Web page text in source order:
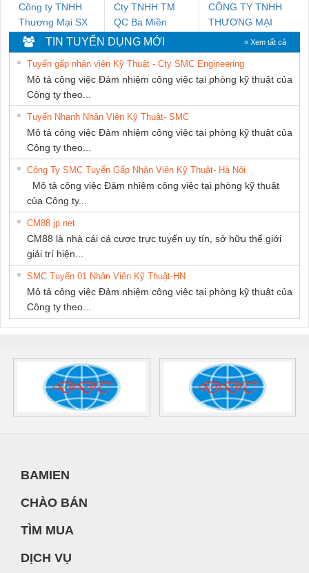
Công ty TNHH
Thương Mại SX
Ba Miền
Cty TNHH TM
QC Ba Miền
CÔNG TY TNHH
THƯƠNG MẠI
THIÊN ÂN VIỆT
NAM
TIN TUYỂN DỤNG MỚI » Xem tất cả
Tuyển gấp nhân viên Kỹ Thuật - Cty SMC Engineering
Mô tả công việc Đảm nhiệm công việc tại phòng kỹ thuật của
Công ty theo...
Tuyển Nhanh Nhân Viên Kỹ Thuật- SMC
Mô tả công việc Đảm nhiệm công việc tại phòng kỹ thuật của
Công ty theo...
Công Ty SMC Tuyển Gấp Nhân Viên Kỹ Thuật- Hà Nội
Mô tả công việc Đảm nhiệm công việc tại phòng kỹ thuật
của Công ty...
CM88 jp net
CM88 là nhà cái cá cược trực tuyến uy tín, sở hữu thế giới
giải trí hiện...
SMC Tuyển 01 Nhân Viên Kỹ Thuật-HN
Mô tả công việc Đảm nhiệm công việc tại phòng kỹ thuật của
Công ty theo...
BAMIEN
CHÀO BÁN
TÌM MUA
DỊCH VỤ